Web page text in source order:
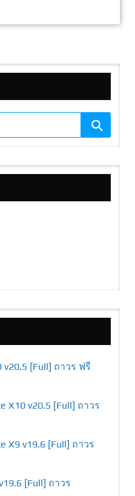
v20.5 [Full] ถาวร ฟรี
X10 v20.5 [Full] ถาวร
X9 v19.6 [Full] ถาวร
[Full] ถาวร